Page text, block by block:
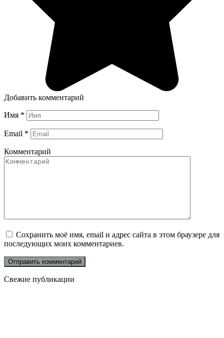
Добавить комментарий
Имя *
Email *
Комментарий
Сохранить моё имя, email и адрес сайта в этом браузере для
последующих моих комментариев.
Свежие публикации